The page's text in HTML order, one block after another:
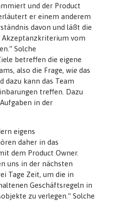
und der Product
er einem anderem
davon und läßt die
Akzeptanzkriterium vom
Solche
betreffen die eigene
also die Frage, wie das
dazu kann das Team
treffen. Dazu
in der
eigens
daher in das
dem Product Owner.
uns in der nächsten
Tage Zeit, um die in
Geschäftsregeln in
zu verlegen.“ Solche